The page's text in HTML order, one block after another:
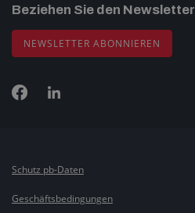
Beziehen Sie den Newsletter
NEWSLETTER ABONNIEREN
Schutz pb-Daten
Geschäftsbedingungen